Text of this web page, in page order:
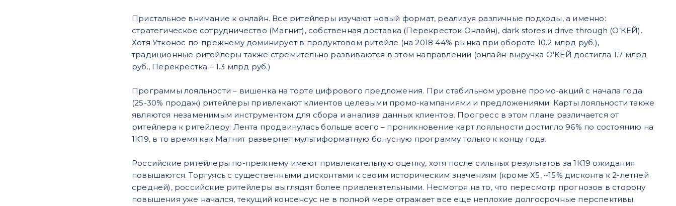
Пристальное внимание к онлайн. Все ритейлеры изучают новый формат, реализуя различные подходы, а именно:
стратегическое сотрудничество (Магнит), собственная доставка (Перекресток Онлайн), dark stores и drive through (O’КЕЙ).
Хотя Утконос по-прежнему доминирует в продуктовом ритейле (на 2018 44% рынка при обороте 10.2 млрд руб.),
традиционные ритейлеры также стремительно развиваются в этом направлении (онлайн-выручка O'КЕЙ достигла 1.7 млрд
руб., Перекрестка – 1.3 млрд руб.)
Программы лояльности – вишенка на торте цифрового предложения. При стабильном уровне промо-акций с начала года
(25-30% продаж) ритейлеры привлекают клиентов целевыми промо-кампаниями и предложениями. Карты лояльности также
являются незаменимым инструментом для сбора и анализа данных клиентов. Прогресс в этом плане различается от
ритейлера к ритейлеру: Лента продвинулась больше всего – проникновение карт лояльности достигло 96% по состоянию на
1К19, в то время как Магнит развернет мультиформатную бонусную программу только к концу года.
Российские ритейлеры по-прежнему имеют привлекательную оценку, хотя после сильных результатов за 1К19 ожидания
повышаются. Торгуясь с существенными дисконтами к своим историческим значениям (кроме Х5, ~15% дисконта к 2-летней
средней), российские ритейлеры выглядят более привлекательными. Несмотря на то, что пересмотр прогнозов в сторону
повышения уже начался, текущий консенсус не в полной мере отражает все еще неплохие долгосрочные перспективы